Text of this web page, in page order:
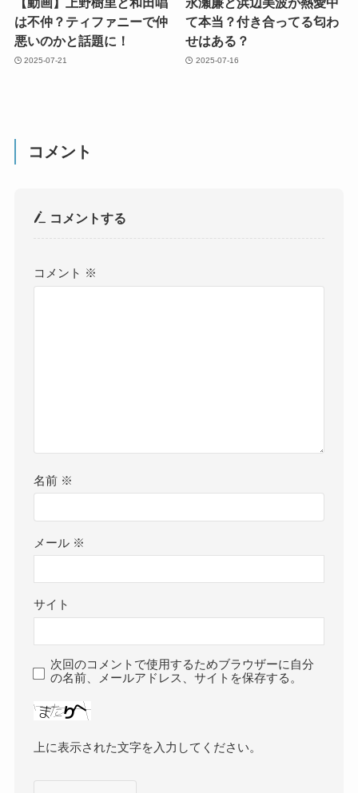
は不仲？ティファニーで仲
悪いのかと話題に！
2025-07-21
て本当？付き合ってる匂わ
せはある？
2025-07-16
コメント
コメントする
コメント ※
名前 ※
メール ※
サイト
次回のコメントで使用するためブラウザーに自分
の名前、メールアドレス、サイトを保存する。
上に表示された文字を入力してください。